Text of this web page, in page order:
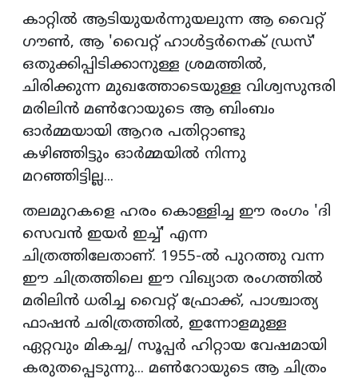
കാറ്റില്‍ ആടിയുയര്‍ന്നുയലുന്ന ആ വൈറ്റ്
ഗൗണ്‍, ആ 'വൈറ്റ് ഹാള്‍ട്ടര്‍നെക് ഡ്രസ്'
ഒതുക്കിപ്പിടിക്കാനുള്ള ശ്രമത്തില്‍,
ചിരിക്കുന്ന മുഖത്തോടെയുള്ള വിശ്വസുന്ദരി
മരിലിന്‍ മണ്‍റോയുടെ ആ ബിംബം
ഓര്‍മ്മയായി ആറര പതിറ്റാണ്ടു
കഴിഞ്ഞിട്ടും ഓര്‍മ്മയില്‍ നിന്നു
മറഞ്ഞിട്ടില്ല...
തലമുറകളെ ഹരം കൊള്ളിച്ച ഈ രംഗം 'ദി
സെവന്‍ ഇയര്‍ ഇച്ച്' എന്ന
ചിത്രത്തിലേതാണ്. 1955-ല്‍ പുറത്തു വന്ന
ഈ ചിത്രത്തിലെ ഈ വിഖ്യാത രംഗത്തില്‍
മരിലിന്‍ ധരിച്ച വൈറ്റ് ഫ്രോക്ക്, പാശ്ചാത്യ
ഫാഷന്‍ ചരിത്രത്തില്‍, ഇന്നോളമുള്ള
ഏറ്റവും മികച്ച/ സൂപ്പര്‍ ഹിറ്റായ വേഷമായി
കരുതപ്പെടുന്നു... മണ്‍റോയുടെ ആ ചിത്രം